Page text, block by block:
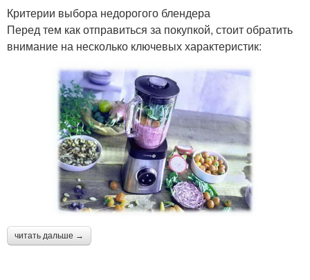
Критерии выбора недорогого блендера
Перед тем как отправиться за покупкой, стоит обратить
внимание на несколько ключевых характеристик:
читать дальше →